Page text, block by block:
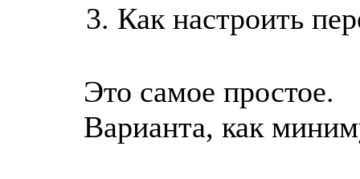
3. Как настроить
Это самое простое.
Варианта, как